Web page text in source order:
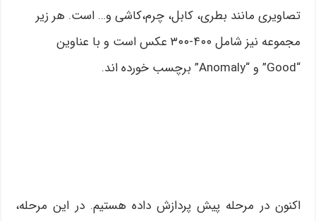
تصاویری مانند بطری، کابل، چرم،کاشی و… است. هر زیر
مجموعه نیز شامل ۴۰۰-۳۰۰ عکس است و با عناوین
“Good” و “Anomaly” برچسب خورده اند.
اکنون در مرحله پیش پردازش داده هستیم. در این مرحله،